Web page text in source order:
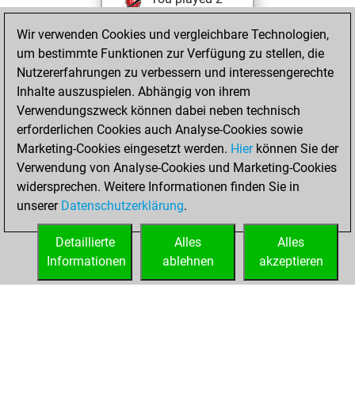
You scored +0
=0 -2 in blitz
Montag,
Dezember 27, 2021
You created
your Fritz account
Fritz
You
account
Studies
Wir verwenden Cookies und vergleichbare Technologien,
um bestimmte Funktionen zur Verfügung zu stellen, die
Nutzererfahrungen zu verbessern und interessengerechte
Inhalte auszuspielen. Abhängig von ihrem
Verwendungszweck können dabei neben technisch
erforderlichen Cookies auch Analyse-Cookies sowie
Marketing-Cookies eingesetzt werden. Hierkönnen Sie der
Verwendung von Analyse-Cookies und Marketing-Cookies
widersprechen. Weitere Informationen finden Sie in
unserer Datenschutzerklärung.
Alles
akzeptieren
Alles
ablehnen
Detaillierte
Informationen